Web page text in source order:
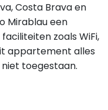
Costa Brava en
Mirablau een
zoals WiFi,
appartement alles
niet toegestaan.